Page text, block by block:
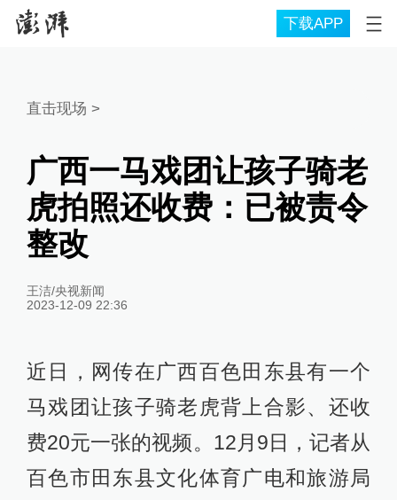
下载APP
直击现场 >
广西一马戏团让孩子骑老
虎拍照还收费：已被责令
整改
王洁/央视新闻
2023-12-09 22:36
近日，网传在广西百色田东县有一个
马戏团让孩子骑老虎背上合影、还收
费20元一张的视频。12月9日，记者从
百色市田东县文化体育广电和旅游局